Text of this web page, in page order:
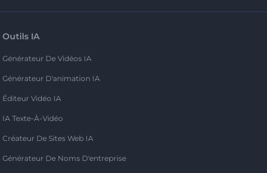
Outils IA
Générateur De Vidéos IA
Générateur D'animation IA
Éditeur Vidéo IA
IA Texte-À-Vidéo
Créateur De Sites Web IA
Générateur De Noms D'entreprise